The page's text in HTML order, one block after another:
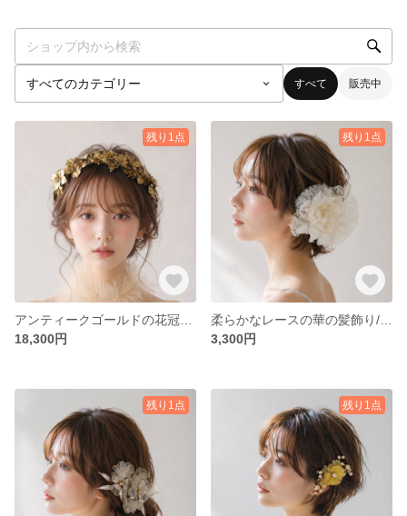
すべて 販売中
残り1点
18,300円
残り1点
3,300円
残り1点 残り1点